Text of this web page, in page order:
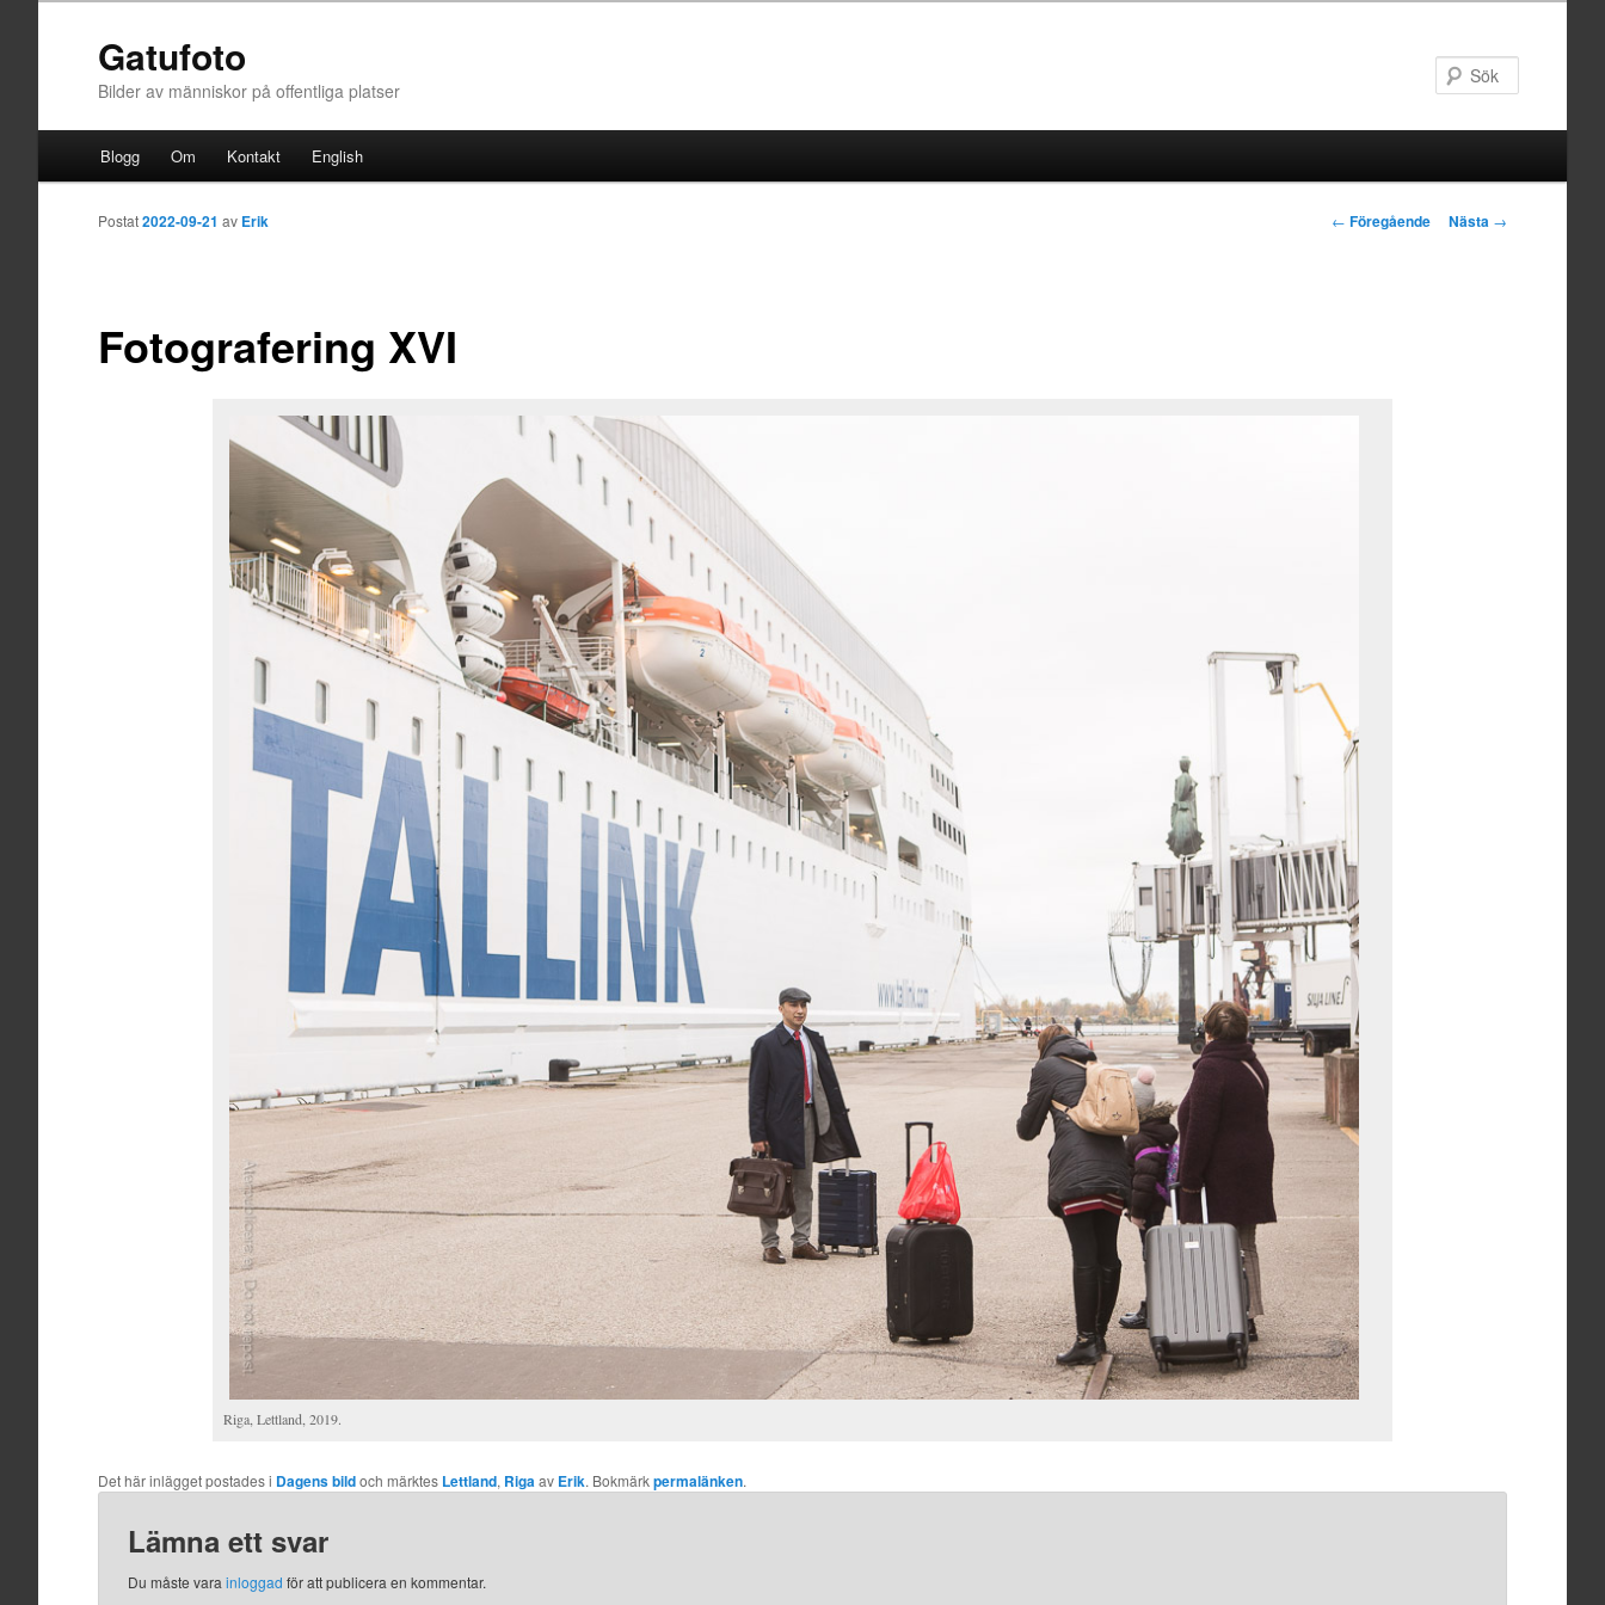
Gatufoto
Bilder av människor på offentliga platser
Huvudmeny
Hoppa till huvudinnehåll
Blogg Om Kontakt English
Inläggsnavigering
← Föregående Nästa →
Fotografering XVI
Postat2022-09-21 av Erik
Riga, Lettland, 2019.
Det här inlägget postades i Dagens bildoch märktes Lettland, Rigaav Erik. Bokmärkpermalänken.
Lämna ett svar
Du måste varainloggad för att publicera en kommentar.